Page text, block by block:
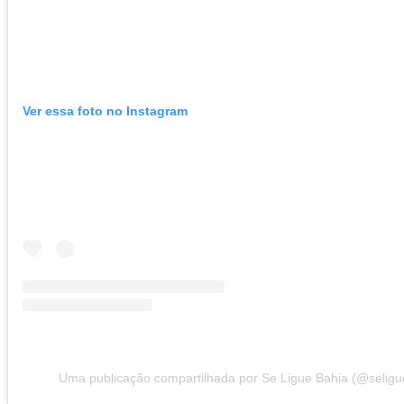
Ver essa foto no Instagram
Uma publicação compartilhada por Se Ligue Bahia